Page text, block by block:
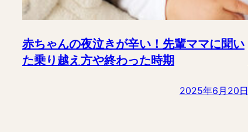
赤ちゃんの夜泣きが辛い！先輩ママに聞い
た乗り越え方や終わった時期
2025年6月20日